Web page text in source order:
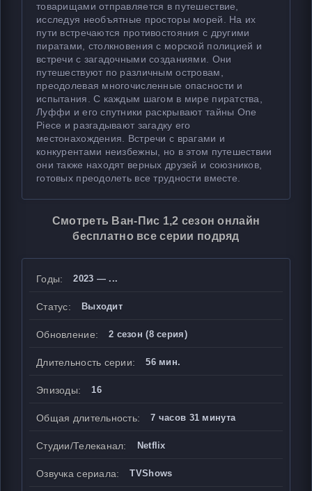
товарищами отправляется в путешествие,
исследуя необъятные просторы морей. На их
пути встречаются противостояния с другими
пиратами, столкновения с морской полицией и
встречи с загадочными созданиями. Они
путешествуют по различным островам,
преодолевая многочисленные опасности и
испытания. С каждым шагом в мире пиратства,
Луффи и его спутники раскрывают тайны One
Piece и разгадывают загадку его
местонахождения. Встречи с врагами и
конкурентами неизбежны, но в этом путешествии
они также находят верных друзей и союзников,
готовых преодолеть все трудности вместе.
Смотреть Ван-Пис 1,2 сезон онлайн
бесплатно все серии подряд
Годы: 2023 — ...
Статус: Выходит
Обновление: 2 сезон (8 серия)
Длительность серии: 56 мин.
Эпизоды: 16
Общая длительность: 7 часов 31 минута
Студии/Телеканал: Netflix
Озвучка сериала: TVShows